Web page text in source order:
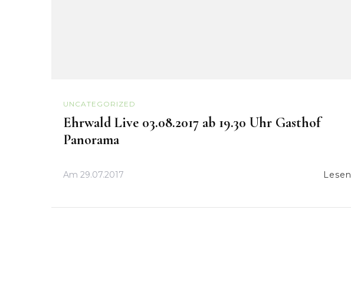
UNCATEGORIZED
Ehrwald Live 03.08.2017 ab 19.30 Uhr Gasthof
Panorama
Am 29.07.2017 Lesen